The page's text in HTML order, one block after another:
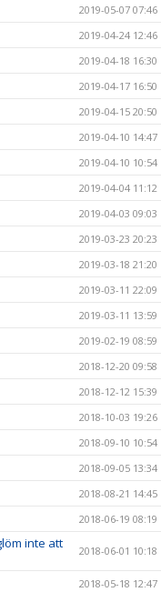
2019-05-07 07:46
2019-04-24 12:46
2019-04-18 16:30
2019-04-17 16:50
2019-04-15 20:50
2019-04-10 14:47
2019-04-10 10:54
2019-04-04 11:12
2019-04-03 09:03
2019-03-23 20:23
2019-03-18 21:20
2019-03-11 22:09
2019-03-11 13:59
2019-02-19 08:59
2018-12-20 09:58
2018-12-12 15:39
2018-10-03 19:26
2018-09-10 10:54
2018-09-05 13:34
2018-08-21 14:45
2018-06-19 08:19
inte att
2018-06-01 10:18
2018-05-18 12:47